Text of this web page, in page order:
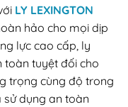
LY LEXINGTON
hảo cho mọi dịp
lực cao cấp, ly
toàn tuyệt đối cho
trọng cùng độ trong
sử dụng an toàn